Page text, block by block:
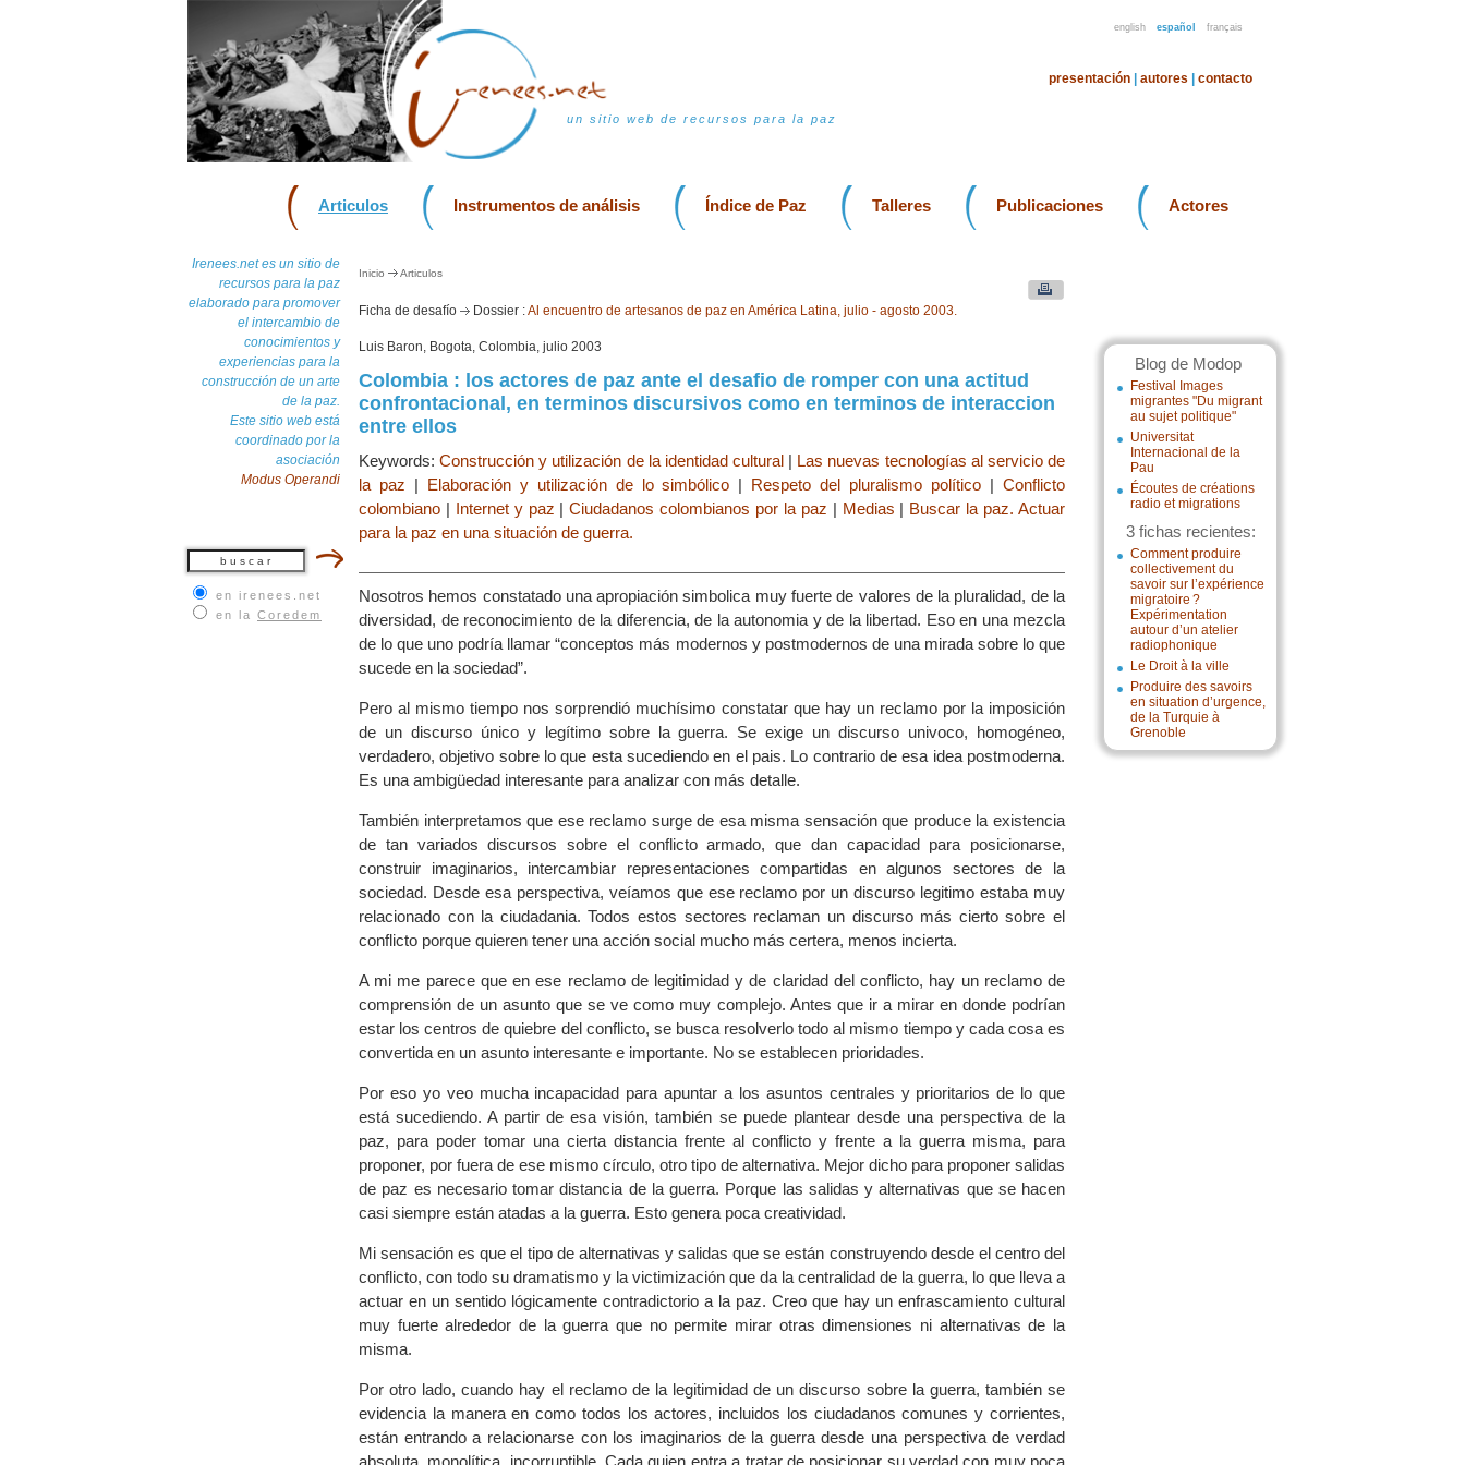
english español français
un sitio web de recursos para la paz
presentación autores contacto
Articulos Instrumentos de análisis Índice de Paz Talleres Publicaciones Actores
Irenees.net es un sitio de
recursos para la paz
elaborado para promover
el intercambio de
conocimientos y
experiencias para la
construcción de un arte
de la paz.
Este sitio web está
coordinado por la
asociación
Modus Operandi
en irenees.net
en la Coredem
Blog de Modop
Festival Images
migrantes "Du migrant
au sujet politique"
Universitat
Internacional de la
Pau
Écoutes de créations
radio et migrations
3 fichas recientes:
Comment produire
collectivement du
savoir sur l’expérience
migratoire ?
Expérimentation
autour d’un atelier
radiophonique
Le Droit à la ville
Produire des savoirs
en situation d’urgence,
de la Turquie à
Grenoble
Inicio Articulos
Ficha de desafío Dossier :Al encuentro de artesanos de paz en América Latina, julio - agosto 2003.
Luis Baron, Bogota, Colombia, julio 2003
Colombia : los actores de paz ante el desafio de romper con una actitud
confrontacional, en terminos discursivos como en terminos de interaccion
entre ellos
Keywords:Construcción y utilización de la identidad cultural | Las nuevas tecnologías al servicio de
la paz | Elaboración y utilización de lo simbólico | Respeto del pluralismo político |Conflicto
colombiano | Internet y paz |Ciudadanos colombianos por la paz | Medias | Buscar la paz. Actuar
para la paz en una situación de guerra.
Nosotros hemos constatado una apropiación simbolica muy fuerte de valores de la pluralidad, de la
diversidad, de reconocimiento de la diferencia, de la autonomia y de la libertad. Eso en una mezcla
de lo que uno podría llamar “conceptos más modernos y postmodernos de una mirada sobre lo que
sucede en la sociedad”.
Pero al mismo tiempo nos sorprendió muchísimo constatar que hay un reclamo por la imposición
de un discurso único y legítimo sobre la guerra. Se exige un discurso univoco, homogéneo,
verdadero, objetivo sobre lo que esta sucediendo en el pais. Lo contrario de esa idea postmoderna.
Es una ambigüedad interesante para analizar con más detalle.
También interpretamos que ese reclamo surge de esa misma sensación que produce la existencia
de tan variados discursos sobre el conflicto armado, que dan capacidad para posicionarse,
construir imaginarios, intercambiar representaciones compartidas en algunos sectores de la
sociedad. Desde esa perspectiva, veíamos que ese reclamo por un discurso legitimo estaba muy
relacionado con la ciudadania. Todos estos sectores reclaman un discurso más cierto sobre el
conflicto porque quieren tener una acción social mucho más certera, menos incierta.
A mi me parece que en ese reclamo de legitimidad y de claridad del conflicto, hay un reclamo de
comprensión de un asunto que se ve como muy complejo. Antes que ir a mirar en donde podrían
estar los centros de quiebre del conflicto, se busca resolverlo todo al mismo tiempo y cada cosa es
convertida en un asunto interesante e importante. No se establecen prioridades.
Por eso yo veo mucha incapacidad para apuntar a los asuntos centrales y prioritarios de lo que
está sucediendo. A partir de esa visión, también se puede plantear desde una perspectiva de la
paz, para poder tomar una cierta distancia frente al conflicto y frente a la guerra misma, para
proponer, por fuera de ese mismo círculo, otro tipo de alternativa. Mejor dicho para proponer salidas
de paz es necesario tomar distancia de la guerra. Porque las salidas y alternativas que se hacen
casi siempre están atadas a la guerra. Esto genera poca creatividad.
Mi sensación es que el tipo de alternativas y salidas que se están construyendo desde el centro del
conflicto, con todo su dramatismo y la victimización que da la centralidad de la guerra, lo que lleva a
actuar en un sentido lógicamente contradictorio a la paz. Creo que hay un enfrascamiento cultural
muy fuerte alrededor de la guerra que no permite mirar otras dimensiones ni alternativas de la
misma.
Por otro lado, cuando hay el reclamo de la legitimidad de un discurso sobre la guerra, también se
evidencia la manera en como todos los actores, incluidos los ciudadanos comunes y corrientes,
están entrando a relacionarse con los imaginarios de la guerra desde una perspectiva de verdad
absoluta, monolítica, incorruptible. Cada quien entra a tratar de posicionar su verdad con muy poca